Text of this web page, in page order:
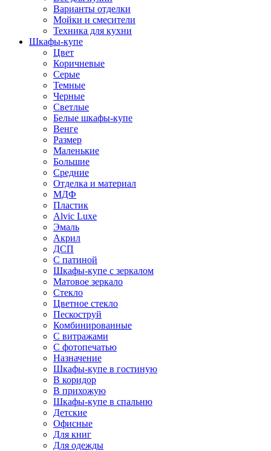
Варианты отделки
Мойки и смесители
Техника для кухни
Шкафы-купе
Цвет
Коричневые
Серые
Темные
Черные
Светлые
Белые шкафы-купе
Венге
Размер
Маленькие
Большие
Средние
Отделка и материал
МДФ
Пластик
Alvic Luxe
Эмаль
Акрил
ДСП
С патиной
Шкафы-купе с зеркалом
Матовое зеркало
Стекло
Цветное стекло
Пескоструй
Комбинированные
С витражами
С фотопечатью
Назначение
Шкафы-купе в гостиную
В коридор
В прихожую
Шкафы-купе в спальню
Детские
Офисные
Для книг
Для одежды